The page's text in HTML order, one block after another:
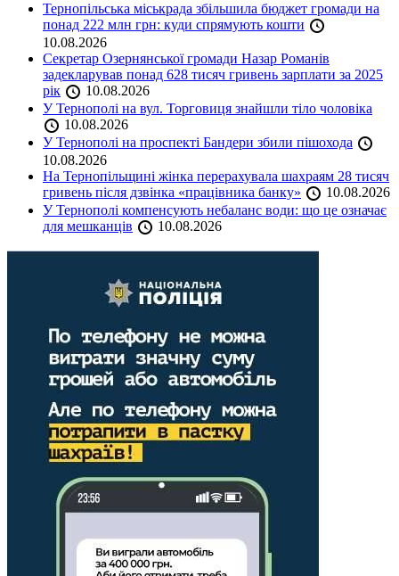
Тернопільська міськрада збільшила бюджет громади на
понад 222 млн грн: куди спрямують кошти
10.08.2026
Секретар Озернянської громади Назар Романів
задекларував понад 628 тисяч гривень зарплати за 2025
рік
10.08.2026
У Тернополі на вул. Торговиця знайшли тіло чоловіка
10.08.2026
У Тернополі на проспекті Бандери збили пішохода
10.08.2026
На Тернопільщині жінка перерахувала шахраям 28 тисяч
гривень після дзвінка «працівника банку»
10.08.2026
У Тернополі компенсують небаланс води: що це означає
для мешканців
10.08.2026